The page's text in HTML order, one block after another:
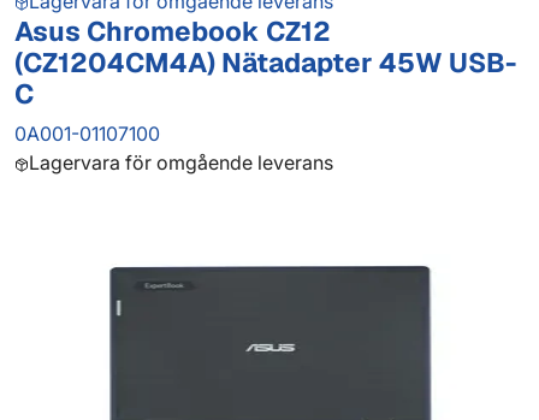
Asus Chromebook CZ12
(CZ1204CM4A) Nätadapter 45W USB-
C
0A001-01107100
Lagervara för omgående leverans